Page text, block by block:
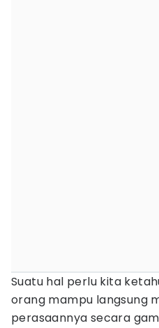
Suatu hal perlu kita
orang mampu langsung
perasaannya secara